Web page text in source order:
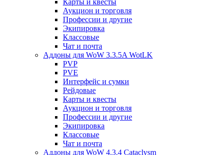
Карты и квесты
Аукцион и торговля
Профессии и другие
Экипировка
Классовые
Чат и почта
Аддоны для WoW 3.3.5A WotLK
PVP
PVE
Интерфейс и сумки
Рейдовые
Карты и квесты
Аукцион и торговля
Профессии и другие
Экипировка
Классовые
Чат и почта
Аддоны для WoW 4.3.4 Cataclysm